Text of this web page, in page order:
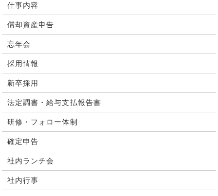
仕事内容
償却資産申告
忘年会
採用情報
新卒採用
法定調書・給与支払報告書
研修・フォロー体制
確定申告
社内ランチ会
社内行事